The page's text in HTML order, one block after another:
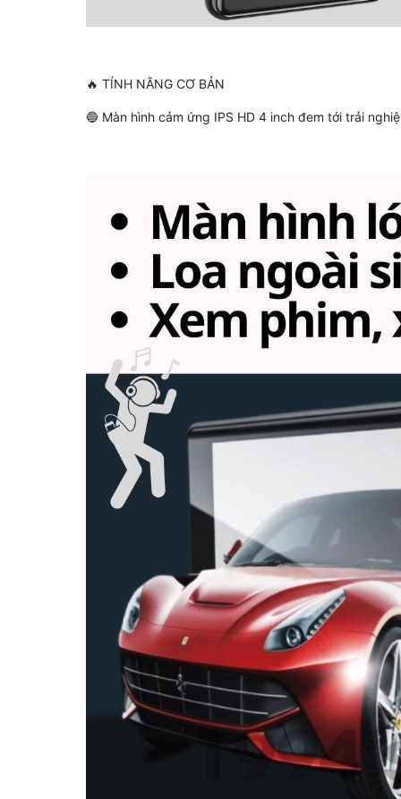
🔥 TÍNH NĂNG CƠ BẢN
🔵 Màn hình cảm ứng IPS HD 4 inch đem tới trải